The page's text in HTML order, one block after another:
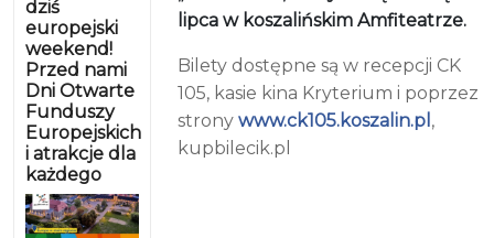
dziś
europejski
weekend!
Przed nami
Dni Otwarte
Funduszy
Europejskich
i atrakcje dla
każdego
lipca w koszalińskim Amfiteatrze.
Bilety dostępne są w recepcji CK
105, kasie kina Kryterium i poprzez
stronywww.ck105.koszalin.pl ,
kupbilecik.pl